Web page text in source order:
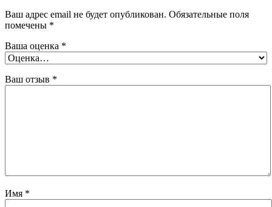
Ваш адрес email не будет опубликован. Обязательные поля
помечены *
Ваша оценка *
Ваш отзыв *
Имя *